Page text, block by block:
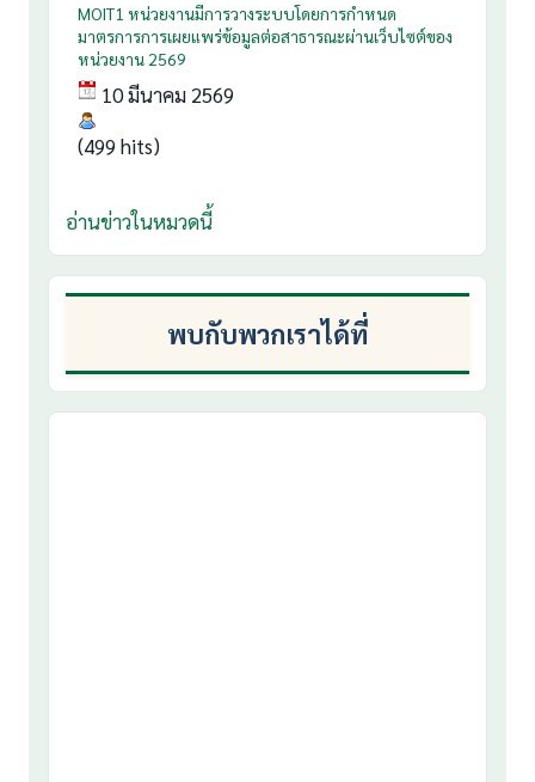
MOIT1 หน่วยงานมีการวางระบบโดยการกำหนด
มาตรการการเผยแพร่ข้อมูลต่อสาธารณะผ่านเว็บไซต์ของ
หน่วยงาน 2569
10 มีนาคม 2569
(499 hits)
อ่านข่าวในหมวดนี้
พบกับพวกเราได้ที่